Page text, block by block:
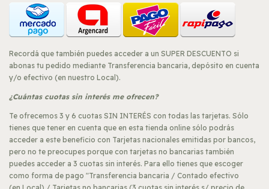
Recordá que también puedes acceder a un SUPER DESCUENTO si
abonas tu pedido mediante Transferencia bancaria, depósito en cuenta
y/o efectivo (en nuestro Local).
¿Cuántas cuotas sin interés me ofrecen?
Te ofrecemos 3 y 6 cuotas SIN INTERÉS con todas las tarjetas. Sólo
tienes que tener en cuenta que en esta tienda online sólo podrás
acceder a este beneficio con Tarjetas nacionales emitidas por bancos,
pero no te preocupes porque con tarjetas no bancarias también
puedes acceder a 3 cuotas sin interés. Para ello tienes que escoger
como forma de pago "Transferencia bancaria / Contado efectivo